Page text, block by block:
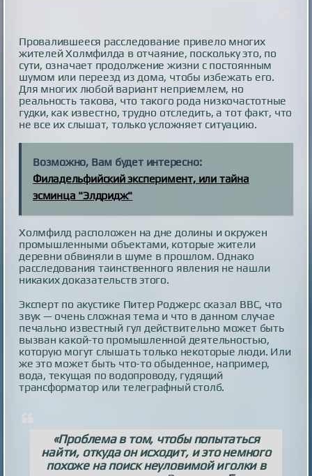
Провалившееся расследование привело многих
жителей Холмфилда в отчаяние, поскольку это, по
сути, означает продолжение жизни с постоянным
шумом или переезд из дома, чтобы избежать его.
Для многих любой вариант неприемлем, но
реальность такова, что такого рода низкочастотные
гудки, как известно, трудно отследить, а тот факт, что
не все их слышат, только усложняет ситуацию.
Возможно, Вам будет интересно:
Филадельфийский эксперимент, или тайна
эсминца "Элдридж"
Холмфилд расположен на дне долины и окружен
промышленными объектами, которые жители
деревни обвиняли в шуме в прошлом. Однако
расследования таинственного явления не нашли
никаких доказательств этого.
Эксперт по акустике Питер Роджерс сказал BBC, что
звук — очень сложная тема и что в данном случае
печально известный гул действительно может быть
вызван какой-то промышленной деятельностью,
которую могут слышать только некоторые люди. Или
же это может быть что-то обыденное, например,
вода, текущая по водопроводу, гудящий
трансформатор или телеграфный столб.
«Проблема в том, чтобы попытаться
найти, откуда он исходит, и это немного
похоже на поиск неуловимой иголки в